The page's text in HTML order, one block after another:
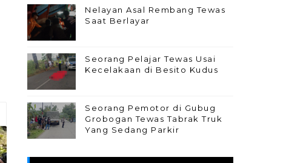
Nelayan Asal Rembang Tewas
Saat Berlayar
Seorang Pelajar Tewas Usai
Kecelakaan di Besito Kudus
Seorang Pemotor di Gubug
Grobogan Tewas Tabrak Truk
Yang Sedang Parkir